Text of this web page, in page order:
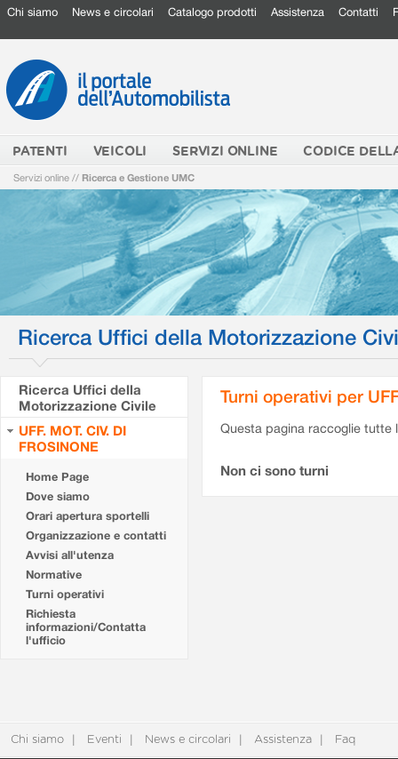
Chi siamo News e circolari Catalogo prodotti Assistenza Contatti
PATENTI VEICOLI SERVIZI ONLINE CODICE
Servizi online // Ricerca e Gestione UMC
Ricerca Uffici della Motorizzazione
Ricerca Uffici della
Motorizzazione Civile
UFF. MOT. CIV. DI
FROSINONE
Home Page
Dove siamo
Orari apertura sportelli
Organizzazione e contatti
Avvisi all'utenza
Normative
Turni operativi
Richiesta
informazioni/Contatta
l'ufficio
Turni operativi per
Questa pagina raccoglie tutte
Non ci sono turni
Chi siamo Eventi News e circolari Assistenza Faq